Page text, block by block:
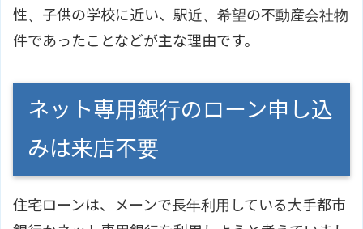
性、子供の学校に近い、駅近、希望の不動産会社物
件であったことなどが主な理由です。
ネット専用銀行のローン申し込
みは来店不要
住宅ローンは、メーンで長年利用している大手都市